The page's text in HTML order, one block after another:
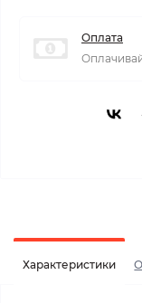
Оплата
Характеристики